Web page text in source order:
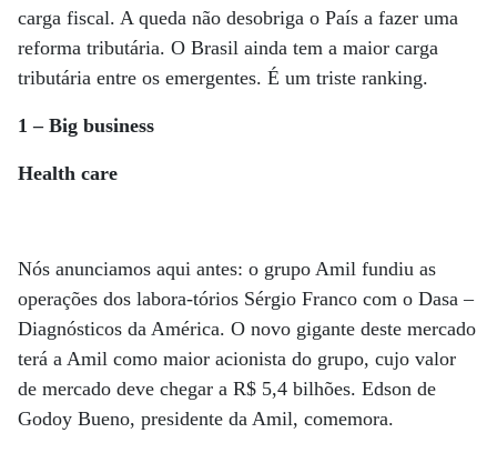
carga fiscal. A queda não desobriga o País a fazer uma
reforma tributária. O Brasil ainda tem a maior carga
tributária entre os emergentes. É um triste ranking.
1 – Big business
Health care
Nós anunciamos aqui antes: o grupo Amil fundiu as
operações dos labora-tórios Sérgio Franco com o Dasa –
Diagnósticos da América. O novo gigante deste mercado
terá a Amil como maior acionista do grupo, cujo valor
de mercado deve chegar a R$ 5,4 bilhões. Edson de
Godoy Bueno, presidente da Amil, comemora.